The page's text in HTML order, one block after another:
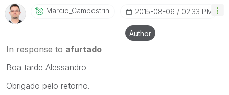
Marcio_CampestrIni ‎2015-08-06 02:33 PM
Author
In response to afurtado
Boa tarde Alessandro
Obrigado pelo retorno.